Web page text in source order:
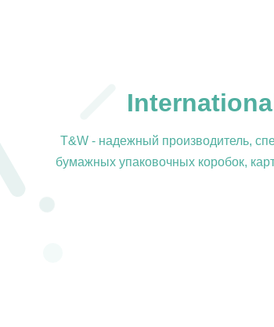
T&W - надежный производитель,
бумажных упаковочных коробок,